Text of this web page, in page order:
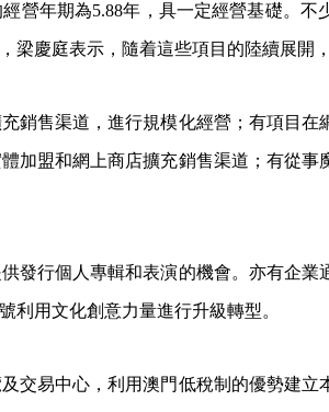
營年期為5.88年，具一定經營基礎。
慶庭表示，隨着這些項目的陸續展開
銷售渠道，進行規模化經營；有項目
加盟和網上商店擴充銷售渠道；有從
發行個人專輯和表演的機會。亦有企
利用文化創意力量進行升級轉型。
交易中心，利用澳門低稅制的優勢建